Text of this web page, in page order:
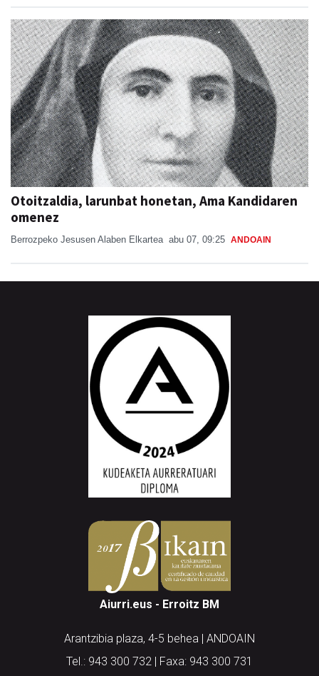
Otoitzaldia, larunbat honetan, Ama Kandidaren
omenez
Berrozpeko Jesusen Alaben Elkartea abu 07, 09:25 ANDOAIN
Aiurri.eus - Erroitz BM
Arantzibia plaza, 4-5 behea | ANDOAIN
Tel.: 943 300 732 | Faxa: 943 300 731